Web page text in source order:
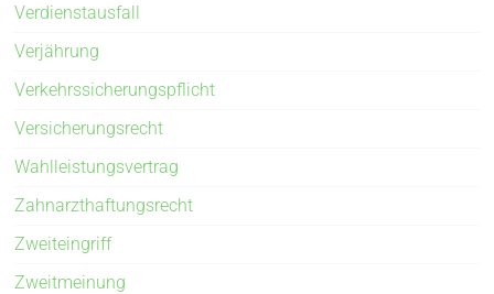
Verdienstausfall
Verjährung
Verkehrssicherungspflicht
Versicherungsrecht
Wahlleistungsvertrag
Zahnarzthaftungsrecht
Zweiteingriff
Zweitmeinung